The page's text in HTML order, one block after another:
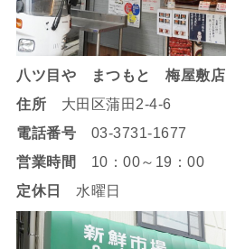
八ツ目や まつもと 梅屋敷店
住所 大田区蒲田2-4-6
電話番号 03-3731-1677
営業時間
10：00～19：00
定休日
水曜日